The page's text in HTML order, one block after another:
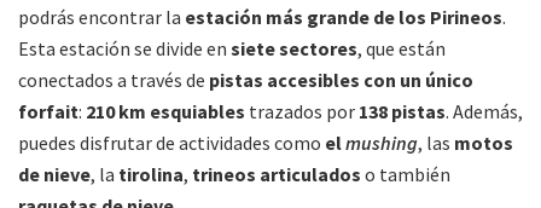
podrás encontrar la estación más grande de los Pirineos.
Esta estación se divide en siete sectores, que están
conectados a través de pistas accesibles con un único
forfait: 210 km esquiables trazados por 138 pistas. Además,
puedes disfrutar de actividades como elmushing, las motos
de nieve, la tirolina, trineos articulados o también